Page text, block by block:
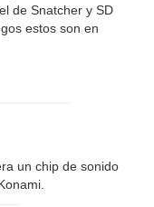
de Snatcher y SD
estos son en
un chip de sonido